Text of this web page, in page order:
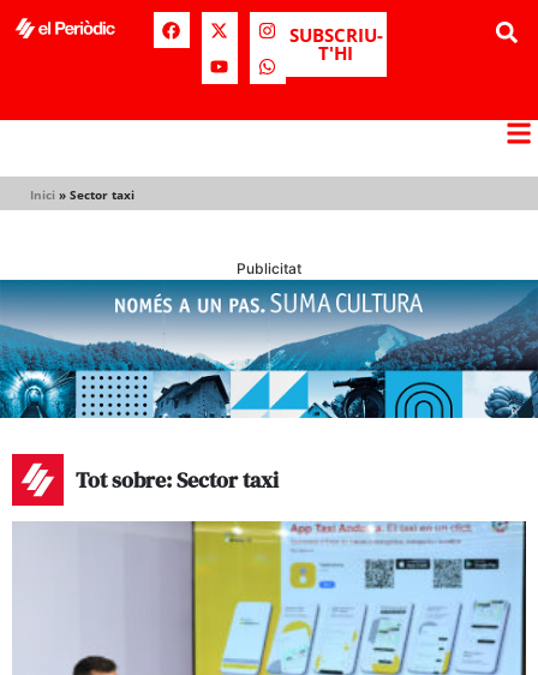
SUBSCRIU-
T'HI
Inici » Sector taxi
Publicitat
Tot sobre: Sector taxi